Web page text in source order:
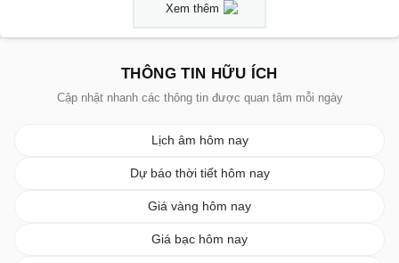
Xem thêm
THÔNG TIN HỮU ÍCH
Cập nhật nhanh các thông tin được quan tâm mỗi ngày
Lịch âm hôm nay
Dự báo thời tiết hôm nay
Giá vàng hôm nay
Giá bạc hôm nay